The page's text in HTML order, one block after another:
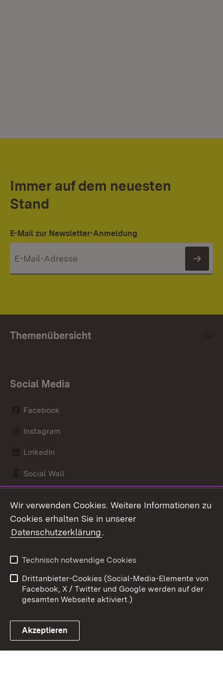
Immer auf dem neuesten
Stand
E-Mail zur Newsletter-Anmeldung
Themenübersicht
Social Media
Facebook
Instagram
LinkedIn
Social Wall
Link zum Landesportal
Kontakt
Barrierefreiheit
Impressum
Cookies
Wir verwenden Cookies. Weitere Informationen zu
Cookies erhalten Sie in unserer
Datenschutzerklärung.
Technisch notwendige Cookies
Drittanbieter-Cookies (Social-Media-Elemente von
Facebook, X / Twitter und Google werden auf der
gesamten Webseite aktiviert.)
Akzeptieren